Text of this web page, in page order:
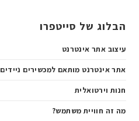
הבלוג של סייטפרו
עיצוב אתר אינטרנט
אתר אינטרנט מותאם למכשירים ניידים
חנות וירטואלית
מה זה חוויית משתמש?